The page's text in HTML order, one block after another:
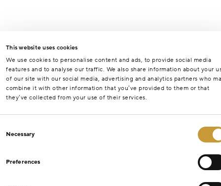
This website uses cookies
We use cookies to personalise content and ads, to provide social media
features and to analyse our traffic. We also share information about your
of our site with our social media, advertising and analytics partners who
combine it with other information that you’ve provided to them or that
they’ve collected from your use of their services.
Selection
Necessary
Preferences